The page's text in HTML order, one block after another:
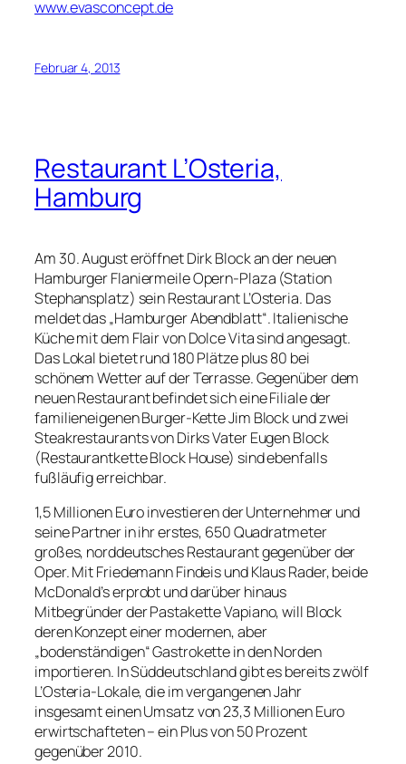
www.evasconcept.de
Februar 4, 2013
Restaurant L’Osteria,
Hamburg
Am 30. August eröffnet Dirk Block an der neuen
Hamburger Flaniermeile Opern-Plaza (Station
Stephansplatz) sein Restaurant L’Osteria. Das
meldet das „Hamburger Abendblatt“. Italienische
Küche mit dem Flair von Dolce Vita sind angesagt.
Das Lokal bietet rund 180 Plätze plus 80 bei
schönem Wetter auf der Terrasse. Gegenüber dem
neuen Restaurant befindet sich eine Filiale der
familieneigenen Burger-Kette Jim Block und zwei
Steakrestaurants von Dirks Vater Eugen Block
(Restaurantkette Block House) sind ebenfalls
fußläufig erreichbar.
1,5 Millionen Euro investieren der Unternehmer und
seine Partner in ihr erstes, 650 Quadratmeter
großes, norddeutsches Restaurant gegenüber der
Oper. Mit Friedemann Findeis und Klaus Rader, beide
McDonald’s erprobt und darüber hinaus
Mitbegründer der Pastakette Vapiano, will Block
deren Konzept einer modernen, aber
„bodenständigen“ Gastrokette in den Norden
importieren. In Süddeutschland gibt es bereits zwölf
L’Osteria-Lokale, die im vergangenen Jahr
insgesamt einen Umsatz von 23,3 Millionen Euro
erwirtschafteten – ein Plus von 50 Prozent
gegenüber 2010.